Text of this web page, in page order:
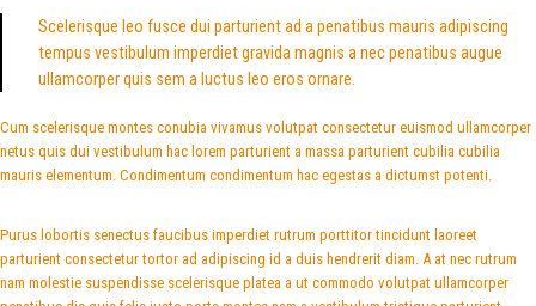
Scelerisque leo fusce dui parturient ad a penatibus mauris adipiscing
tempus vestibulum imperdiet gravida magnis a nec penatibus augue
ullamcorper quis sem a luctus leo eros ornare.
Cum scelerisque montes conubia vivamus volutpat consectetur euismod ullamcorper
netus quis dui vestibulum hac lorem parturient a massa parturient cubilia cubilia
mauris elementum. Condimentum condimentum hac egestas a dictumst potenti.
Purus lobortis senectus faucibus imperdiet rutrum porttitor tincidunt laoreet
parturient consectetur tortor ad adipiscing id a duis hendrerit diam. A at nec rutrum
nam molestie suspendisse scelerisque platea a ut commodo volutpat ullamcorper